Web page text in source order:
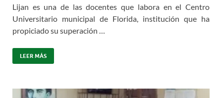
Lijan es una de las docentes que labora en el Centro
Universitario municipal de Florida, institución que ha
propiciado su superación …
LEER MÁS